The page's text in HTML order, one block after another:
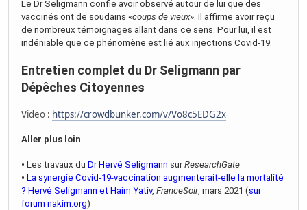
Le Dr Seligmann confie avoir observé autour de lui que des
vaccinés ont de soudains «coups de vieux». Il affirme avoir reçu
de nombreux témoignages allant dans ce sens. Pour lui, il est
indéniable que ce phénomène est lié aux injections Covid-19.
Entretien complet du Dr Seligmann par
Dépêches Citoyennes
Video : https://crowdbunker.com/v/Vo8c5EDG2x
Aller plus loin
• Les travaux du Dr Hervé Seligmann surResearchGate
• La synergie Covid-19-vaccination augmenterait-elle la mortalité
? Hervé Seligmann et Haim Yativ, FranceSoir, mars 2021 (sur
forum nakim.org)